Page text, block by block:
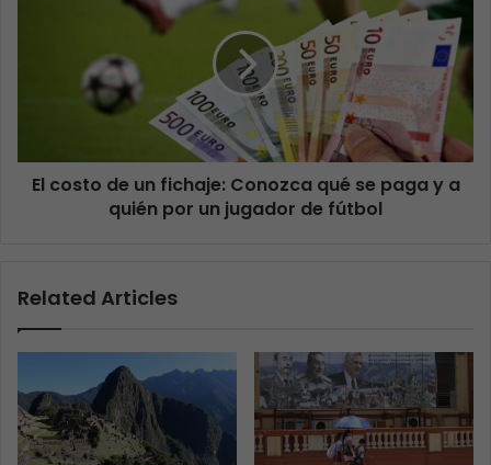
El costo de un fichaje: Conozca qué se paga y a
quién por un jugador de fútbol
Related Articles